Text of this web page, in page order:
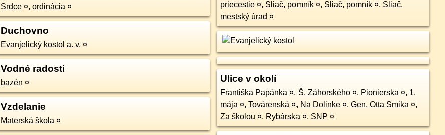
Srdce ¤, ordinácia ¤
Duchovno
Evanjelický kostol a. v. ¤
Vodné radosti
bazén ¤
Vzdelanie
Materská škola ¤
priecestie ¤, Sliač, pomník ¤, Sliač, pomník ¤, Sliač,
mestský úrad ¤
Ulice v okolí
Františka Papánka ¤, Š. Záhorského ¤, Pionierska ¤, 1.
mája ¤, Továrenská ¤, Na Dolinke ¤, Gen. Otta Smika ¤,
Za školou ¤, Rybárska ¤, SNP ¤